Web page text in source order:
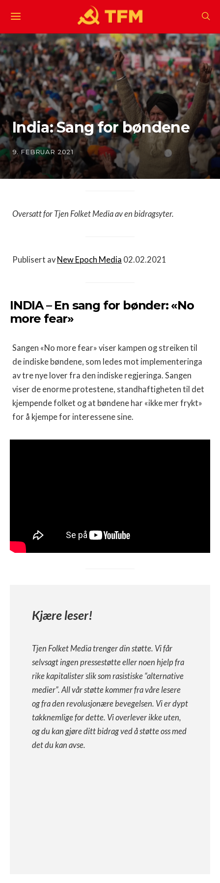
India: Sang for bøndene
9. FEBRUAR 2021
Oversatt for Tjen Folket Media av en bidragsyter.
Publisert av New Epoch Media 02.02.2021
INDIA – En sang for bønder: «No
more fear»
Sangen «No more fear» viser kampen og streiken til
de indiske bøndene, som ledes mot implementeringa
av tre nye lover fra den indiske regjeringa. Sangen
viser de enorme protestene, standhaftigheten til det
kjempende folket og at bøndene har «ikke mer frykt»
for å kjempe for interessene sine.
Kjære leser!
Tjen Folket Media trenger din støtte. Vi får
selvsagt ingen pressestøtte eller noen hjelp fra
rike kapitalister slik som rasistiske “alternative
medier”. All vår støtte kommer fra våre lesere
og fra den revolusjonære bevegelsen. Vi er dypt
takknemlige for dette. Vi overlever ikke uten,
og du kan gjøre ditt bidrag ved å støtte oss med
det du kan avse.